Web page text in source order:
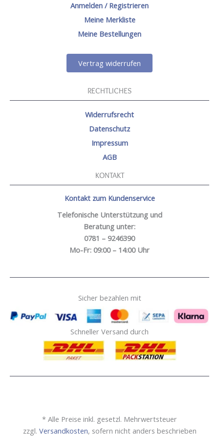
Anmelden / Registrieren
Meine Merkliste
Meine Bestellungen
Vertrag widerrufen
RECHTLICHES
Widerrufsrecht
Datenschutz
Impressum
AGB
KONTAKT
Kontakt zum Kundenservice
Telefonische Unterstützung und
Beratung unter:
0781 – 9246390
Mo-Fr: 09:00 – 14:00 Uhr
Sicher bezahlen mit
Schneller Versand durch
* Alle Preise inkl. gesetzl. Mehrwertsteuer
zzgl. Versandkosten, sofern nicht anders beschrieben